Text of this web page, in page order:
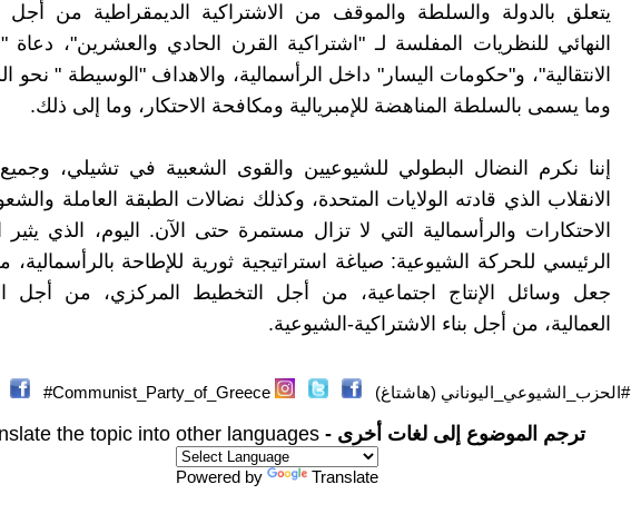
يتعلق بالدولة والسلطة والموقف من الاشتراكية الديمقراطية من
النهائي للنظريات المفلسة لـ "اشتراكية القرن الحادي والعشرين"، دعاة
الانتقالية"، و"حكومات اليسار" داخل الرأسمالية، والاهداف "الوسيطة " نحو
وما يسمى بالسلطة المناهضة للإمبريالية ومكافحة الاحتكار، وما إلى ذلك.
إننا نكرم النضال البطولي للشيوعيين والقوى الشعبية في تشيلي،
الانقلاب الذي قادته الولايات المتحدة، وكذلك نضالات الطبقة العاملة
الاحتكارات والرأسمالية التي لا تزال مستمرة حتى الآن. اليوم، الذي يثير
الرئيسي للحركة الشيوعية: صياغة استراتيجية ثورية للإطاحة
جعل وسائل الإنتاج اجتماعية، من أجل التخطيط المركزي، من أجل
العمالية، من أجل بناء الاشتراكية-الشيوعية.
#الحزب_الشيوعي_اليوناني (هاشتاغ) Communist_Party_of_Greece#
ترجم الموضوع إلى لغات أخرى - the topic into other languages
Powered by Translate